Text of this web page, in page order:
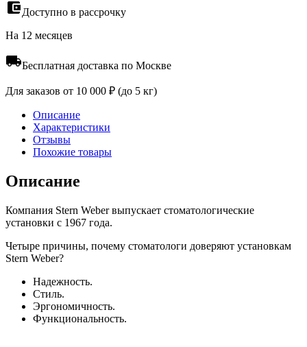
Доступно в рассрочку
На 12 месяцев
Бесплатная доставка по Москве
Для заказов от 10 000 ₽ (до 5 кг)
Описание
Характеристики
Отзывы
Похожие товары
Описание
Компания Stern Weber выпускает стоматологические
установки с 1967 года.
Четыре причины, почему стоматологи доверяют установкам
Stern Weber?
Надежность.
Стиль.
Эргономичность.
Функциональность. ​